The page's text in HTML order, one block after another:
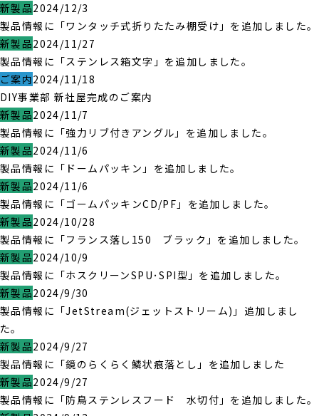
新製品2024/12/3
製品情報に「ワンタッチ式折りたたみ棚受け」を追加しました。
新製品2024/11/27
製品情報に「ステンレス箱文字」を追加しました。
ご案内2024/11/18
DIY事業部 新社屋完成のご案内
新製品2024/11/7
製品情報に「強力リブ付きアングル」を追加しました。
新製品2024/11/6
製品情報に「ドームパッキン」を追加しました。
新製品2024/11/6
製品情報に「ゴームパッキンCD/PF」を追加しました。
新製品2024/10/28
製品情報に「フランス落し150 ブラック」を追加しました。
新製品2024/10/9
製品情報に「ホスクリーンSPU･SPI型」を追加しました。
新製品2024/9/30
製品情報に「JetStream(ジェットストリーム)」追加しまし
た。
新製品2024/9/27
製品情報に「鏡のらくらく鱗状痕落とし」を追加しました
新製品2024/9/27
製品情報に「防鳥ステンレスフード 水切付」を追加しました。